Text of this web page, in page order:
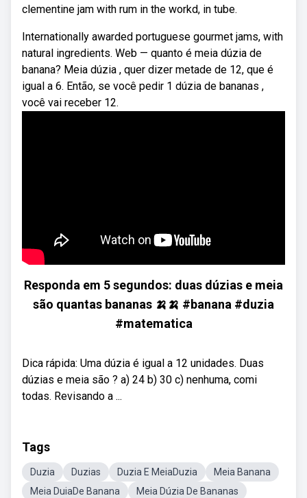
clementine jam with rum in the workd, in tube.
Internationally awarded portuguese gourmet jams, with
natural ingredients. Web — quanto é meia dúzia de
banana? Meia dúzia , quer dizer metade de 12, que é
igual a 6. Então, se você pedir 1 dúzia de bananas ,
você vai receber 12.
Responda em 5 segundos: duas dúzias e meia
são quantas bananas 🍌🍌 #banana #duzia
#matematica
Dica rápida: Uma dúzia é igual a 12 unidades. Duas
dúzias e meia são ? a) 24 b) 30 c) nenhuma, comi
todas. Revisando a ...
Tags
Duzia Duzias Duzia E MeiaDuzia
Meia Banana
Meia DuiaDe Banana
Meia Dúzia De Bananas